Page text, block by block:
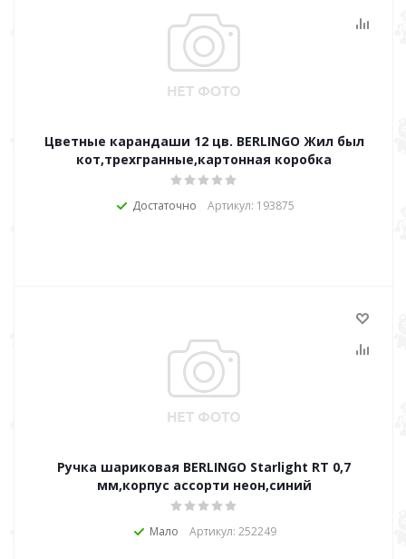
Цветные карандаши 12 цв. BERLINGO Жил был
кот,трехгранные,картонная коробка
Достаточно Артикул: 193875
Ручка шариковая BERLINGO Starlight RT 0,7
мм,корпус ассорти неон,синий
Мало Артикул: 252249